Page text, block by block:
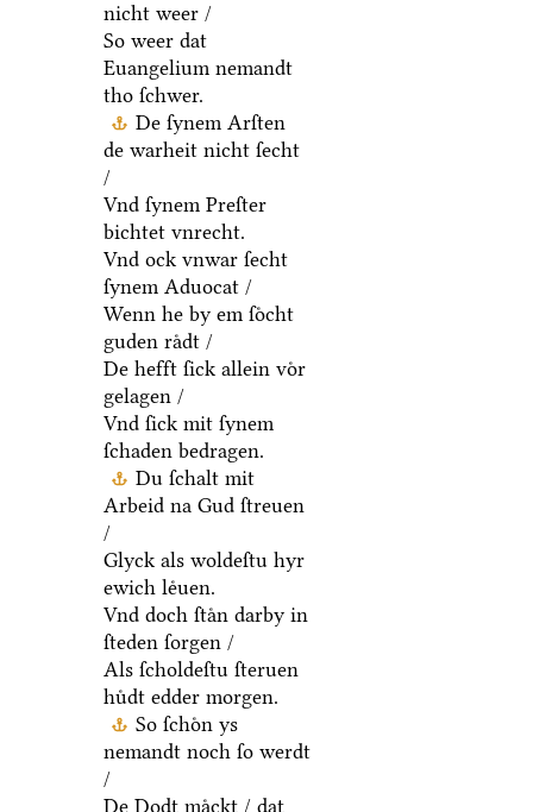
nicht weer /
So weer dat
Euangelium nemandt
tho ſchwer.
De ſynem Arſten
de warheit nicht ſecht
/
Vnd ſynem Preſter
bichtet vnrecht.
Vnd ock vnwar ſecht
ſynem Aduocat /
Wenn he by em ſoͤcht
guden raͤdt /
De hefft ſick allein voͤr
gelagen /
Vnd ſick mit ſynem
ſchaden bedragen.
Du ſchalt mit
Arbeid na Gud ſtreuen
/
Glyck als woldeſtu hyr
ewich leͤuen.
Vnd doch ſtaͤn darby in
ſteden ſorgen /
Als ſcholdeſtu ſteruen
huͤdt edder morgen.
So ſchoͤn ys
nemandt noch ſo werdt
/
De Dodt maͤckt / dat